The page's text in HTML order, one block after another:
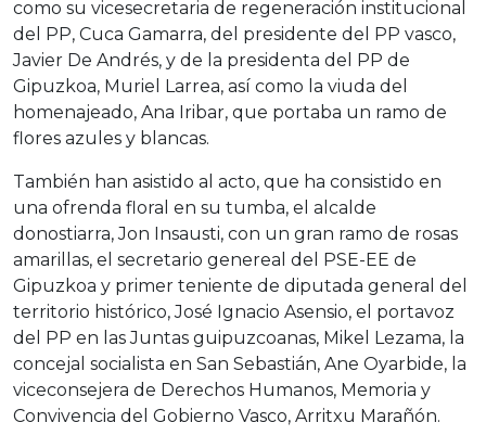
como su vicesecretaria de regeneración institucional
del PP, Cuca Gamarra, del presidente del PP vasco,
Javier De Andrés, y de la presidenta del PP de
Gipuzkoa, Muriel Larrea, así como la viuda del
homenajeado, Ana Iribar, que portaba un ramo de
flores azules y blancas.
También han asistido al acto, que ha consistido en
una ofrenda floral en su tumba, el alcalde
donostiarra, Jon Insausti, con un gran ramo de rosas
amarillas, el secretario genereal del PSE-EE de
Gipuzkoa y primer teniente de diputada general del
territorio histórico, José Ignacio Asensio, el portavoz
del PP en las Juntas guipuzcoanas, Mikel Lezama, la
concejal socialista en San Sebastián, Ane Oyarbide, la
viceconsejera de Derechos Humanos, Memoria y
Convivencia del Gobierno Vasco, Arritxu Marañón.